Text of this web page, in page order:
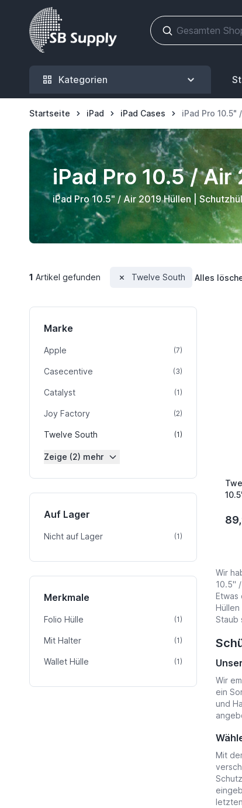
Zum Inhalt springen
Kategorien
Startseite iPad iPad Cases iPad Pro 10.5"
iPad Pro 10.5 / Air
iPad Pro 10.5" / Air 2019 Hüllen |
1 Artikel gefunden Twelve South Alles
Marke
Apple (7)Artikel
Casecentive (3)Artikel
Catalyst (1)Artikel
Joy Factory (2)Artikel
Twelve South (1)Artikel
Zeige (2) mehr
Auf Lager
Nicht auf Lager (1)Artikel
Merkmale
Folio Hülle (1)Artikel
Mit Halter (1)Artikel
Wallet Hülle (1)Artikel
Wir
10.5"
Etwas
Hüllen
Staub
Wir
ein
und
Mit